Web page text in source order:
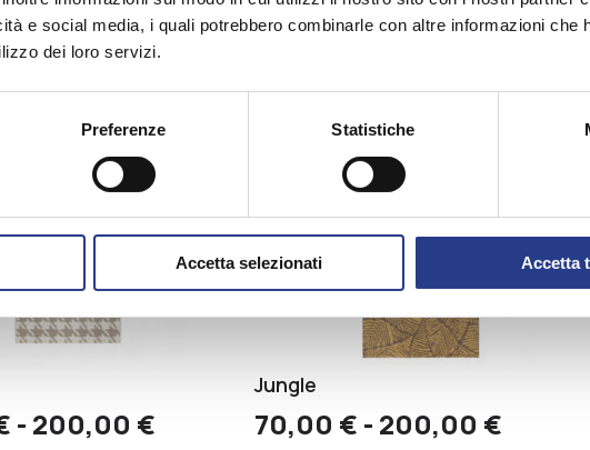
e social media, i quali potrebbero combinarle con altre informazioni che
dei loro servizi.
Preferenze Statistiche
Accetta selezionati Accetta
- 200,00 €Fascia
Jungle
70,00 € - 200,00 €